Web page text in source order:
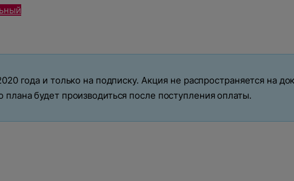
года и только на подписку. Акция не распространяется на
будет производиться после поступления оплаты.